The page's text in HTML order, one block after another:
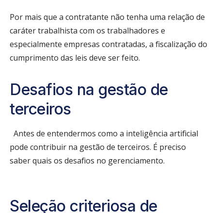
Por mais que a contratante não tenha uma relação de
caráter trabalhista com os trabalhadores e
especialmente empresas contratadas, a fiscalização do
cumprimento das leis deve ser feito.
Desafios na gestão de
terceiros
Antes de entendermos como a inteligência artificial
pode contribuir na gestão de terceiros. É preciso
saber quais os desafios no gerenciamento.
Seleção criteriosa de